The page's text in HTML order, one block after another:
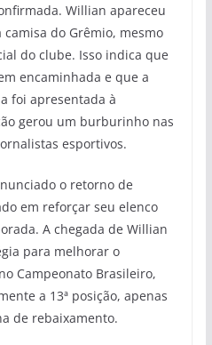
Willian apareceu
camisa do Grêmio, mesmo
do clube. Isso indica que
encaminhada e que a
foi apresentada à
gerou um burburinho nas
esportivos.
o retorno de
em reforçar seu elenco
A chegada de Willian
para melhorar o
Campeonato Brasileiro,
a 13ª posição, apenas
de rebaixamento.